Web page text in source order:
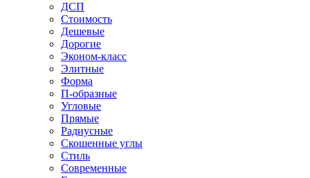
ДСП
Стоимость
Дешевые
Дорогие
Эконом-класс
Элитные
Форма
П-образные
Угловые
Прямые
Радиусные
Скошенные углы
Стиль
Современные